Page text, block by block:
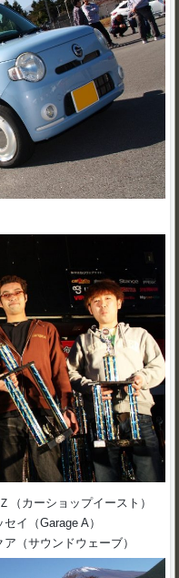
（カーショップイースト）
イ（Garage A）
（サウンドウェーブ）